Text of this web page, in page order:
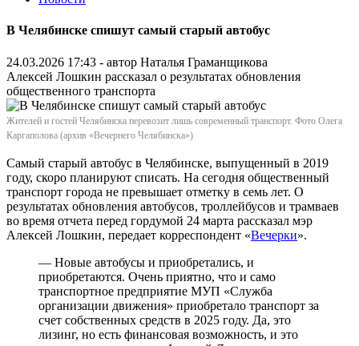
В Челябинске спишут самый старый автобус
24.03.2026 17:43 - автор Наталья Граманщикова
Алексей Лошкин рассказал о результатах обновления
общественного транспорта
Жителей и гостей Челябинска перевозит лишь современный транспорт. Фото Олега
Каргаполова (архив «Вечернего Челябинска»)
Самый старый автобус в Челябинске, выпущенный в 2019
году, скоро планируют списать. На сегодня общественный
транспорт города не превышает отметку в семь лет. О
результатах обновления автобусов, троллейбусов и трамваев
во время отчета перед гордумой 24 марта рассказал мэр
Алексей Лошкин, передает корреспондент «Вечерки».
— Новые автобусы и приобретались, и
приобретаются. Очень приятно, что и само
транспортное предприятие МУП «Служба
организации движения» приобретало транспорт за
счет собственных средств в 2025 году. Да, это
лизинг, но есть финансовая возможность, и это